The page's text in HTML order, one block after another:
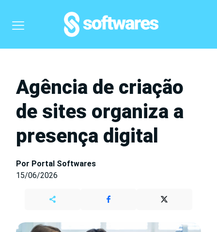
Agência de criação
de sites organiza a
presença digital
Por Portal Softwares
15/06/2026